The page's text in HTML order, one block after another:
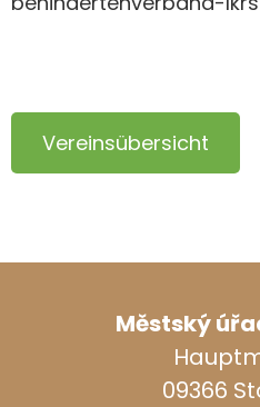
Vereinsübersicht
Městský
09366